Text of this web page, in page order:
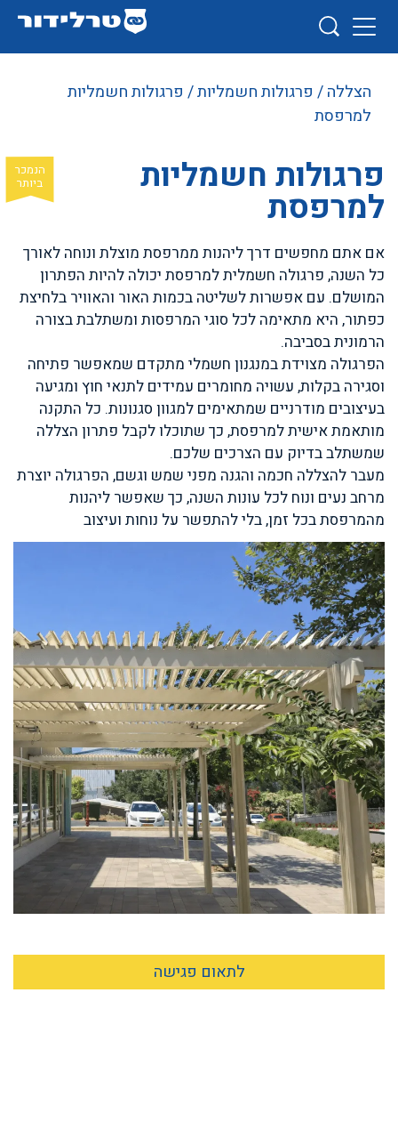
הצללה/ פרגולות חשמליות/ פרגולות חשמליות
למרפסת
פרגולות חשמליות
למרפסת
אם אתם מחפשים דרך ליהנות ממרפסת מוצלת ונוחה לאורך
כל השנה, פרגולה חשמלית למרפסת יכולה להיות הפתרון
המושלם. עם אפשרות לשליטה בכמות האור והאוויר בלחיצת
כפתור, היא מתאימה לכל סוגי המרפסות ומשתלבת בצורה
הרמונית בסביבה.
הפרגולה מצוידת במנגנון חשמלי מתקדם שמאפשר פתיחה
וסגירה בקלות, עשויה מחומרים עמידים לתנאי חוץ ומגיעה
בעיצובים מודרניים שמתאימים למגוון סגנונות. כל התקנה
מותאמת אישית למרפסת, כך שתוכלו לקבל פתרון הצללה
שמשתלב בדיוק עם הצרכים שלכם.
מעבר להצללה חכמה והגנה מפני שמש וגשם, הפרגולה יוצרת
מרחב נעים ונוח לכל עונות השנה, כך שאפשר ליהנות
מהמרפסת בכל זמן, בלי להתפשר על נוחות ועיצוב
לתאום פגישה